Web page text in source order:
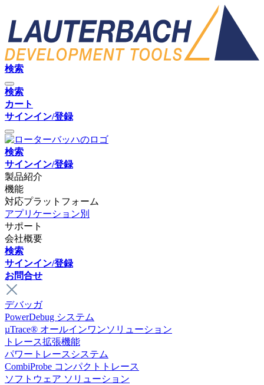
検索
検索
カート
サインイン/登録
検索
サインイン/登録
製品紹介
機能
対応プラットフォーム
アプリケーション別
サポート
会社概要
検索
サインイン/登録
お問合せ
デバッガ
PowerDebug システム
µTrace® オールインワンソリューション
トレース拡張機能
パワートレースシステム
CombiProbe コンパクトトレース
ソフトウェア ソリューション